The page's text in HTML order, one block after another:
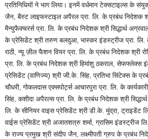
प्रतिनिधियों ने भाग लिया। इनमें वर्धमान टेक्सटाइल्स के
जैन, बैस्ट लाइफस्टाइल अपैरल प्रा. लि. के प्रबंध निदेशक
मैन्युफैक्चरर्स प्रा. लि. के प्रबंध निदेशक श्री सिद्धार्थ
के प्रेसिडेंट श्री तरुण बलदुआ, भास्कर इंडस्ट्रीज प्रा.
राठी, न्यू ज़ील फैशन वियर प्रा. लि. के प्रबंध निदेशक श्री
प्रा. लि. के प्रबंध निदेशक श्री हिमांशु ठकराल, सेफफ्लेक्स
प्रेसिडेंट (वाणिज्य) श्री जी.के. सिंह, प्रतिभा सिंटेक्स के
चौधरी, गोकलदास एक्सपोर्ट्स आचारपुरा प्रा. लि. के
सिंह, कशीदा अपैरल्स प्रा. लि. के प्रबंध निदेशक श्री सिद्धार्थ
लि. के सीनियर वाइस प्रेसिडेंट श्री डी.के. मुंद्रा, ट्राइडेंट
वाईस प्रेसिडेंट श्री अजातशत्रु शर्मा, ग्रासिम इंडस्ट्रीज
के राज्य प्रमुख श्री संदीप जैन, लक्ष्मीपती ग्रुप के प्रबंध